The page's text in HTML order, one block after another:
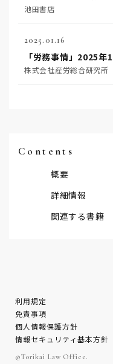
池田書店
2025.01.16
株式会社産労総合研究所
Contents
概要
詳細情報
関連する書籍
利用規定
免責事項
個人情報保護方針
情報セキュリティ基本方針
©Torikai Law Office.